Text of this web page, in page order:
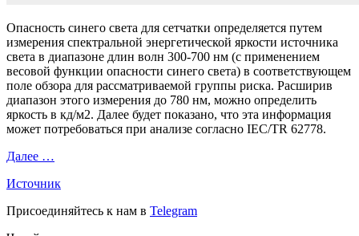
Опасность синего света для сетчатки определяется путем
измерения спектральной энергетической яркости источника
света в диапазоне длин волн 300-700 нм (с применением
весовой функции опасности синего света) в соответствующем
поле обзора для рассматриваемой группы риска. Расширив
диапазон этого измерения до 780 нм, можно определить
яркость в кд/м2. Далее будет показано, что эта информация
может потребоваться при анализе согласно IEC/TR 62778.
Далее …
Источник
Присоединяйтесь к нам в Telegram